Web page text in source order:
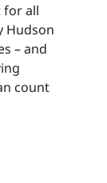
for all
Hudson
– and
count